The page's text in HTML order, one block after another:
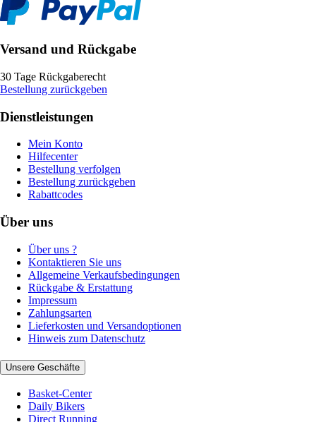
Versand und Rückgabe
30 Tage Rückgaberecht
Bestellung zurückgeben
Dienstleistungen
Mein Konto
Hilfecenter
Bestellung verfolgen
Bestellung zurückgeben
Rabattcodes
Über uns
Über uns ?
Kontaktieren Sie uns
Allgemeine Verkaufsbedingungen
Rückgabe & Erstattung
Impressum
Zahlungsarten
Lieferkosten und Versandoptionen
Hinweis zum Datenschutz
Unsere Geschäfte
Basket-Center
Daily Bikers
Direct Running